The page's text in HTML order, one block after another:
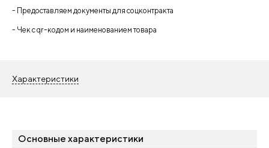
- Предоставляем документы для соцконтракта
- Чек с qr-кодом и наименованием товара
Характеристики
Основные характеристики